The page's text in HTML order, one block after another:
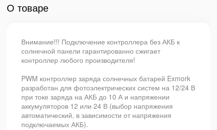
О товаре
Внимание!!! Подключение контроллера без АКБ к
солнечной панели гарантированно сжигает
контроллер любого производителя!
PWM контроллер заряда солнечных батарей Exmork
разработан для фотоэлектрических систем на 12/24 В
при токе заряда на АКБ до 10 А и напряжении
аккумуляторов 12 или 24 В (выбор напряжения
автоматический, в зависимости от напряжения
подключаемых АКБ).